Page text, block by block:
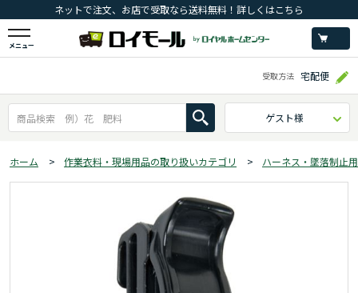
ネットで注文、お店で受取なら送料無料！詳しくはこちら
メニュー
受取方法 宅配便
ゲスト様
ホーム > 作業衣料・現場用品の取り扱いカテゴリ > ハーネス・墜落制止